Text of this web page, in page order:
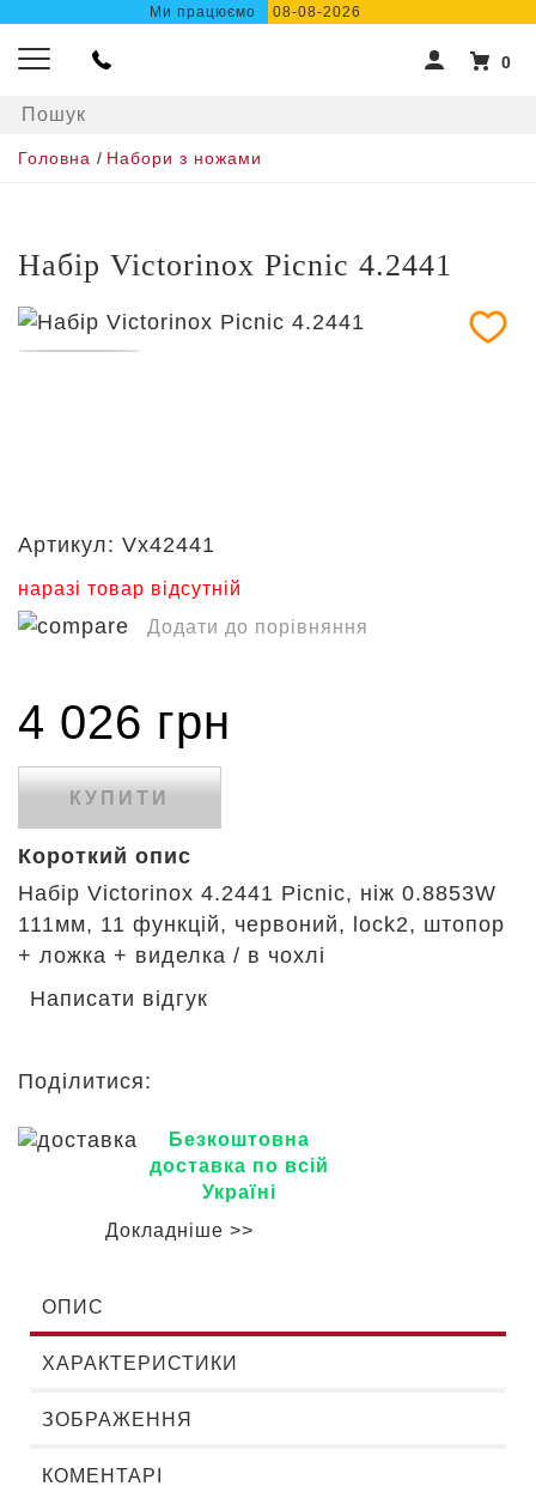
Ми працюємо 08-08-2026
0
Головна / Набори з ножами
Набір Victorinox Picnic 4.2441
Артикул: Vx42441
наразі товар відсутній
Додати до порівняння
4 026 грн
КУПИТИ
Короткий опис
Набір Victorinox 4.2441 Picnic, ніж 0.8853W
111мм, 11 функцій, червоний, lock2, штопор
+ ложка + виделка / в чохлі
Написати відгук
Поділитися:
Безкоштовна
доставка по всій
Україні
Докладніше >>
ОПИС
ХАРАКТЕРИСТИКИ
ЗОБРАЖЕННЯ
КОМЕНТАРІ